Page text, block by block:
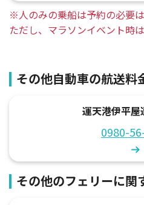
※人のみの乗船は予約の必要は
ただし、マラソンイベント時
その他自動車の航送料
運天港伊平屋
0980-
その他のフェリーに関